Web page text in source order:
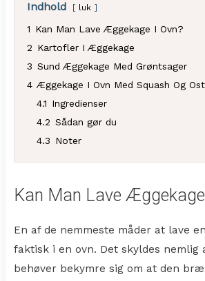
Indhold luk
1 Kan Man Lave Æggekage I Ovn?
2 Kartofler I Æggekage
3 Sund Æggekage Med Grøntsager
4 Æggekage I Ovn Med Squash Og Ost
4.1 Ingredienser
4.2 Sådan gør du
4.3 Noter
Kan Man Lave
En af de nemmeste måder at lave
faktisk i en ovn. Det skyldes nemlig
behøver bekymre sig om at den